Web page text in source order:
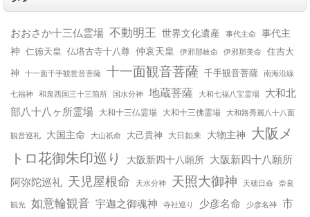
おおさか十三仏霊場 不動明王 世界文化遺産 事代主命
事代主
神 仁徳天皇 仏塔古寺十八尊 仲哀天皇 伊邪那岐命 伊邪那美命 住吉大
神 十一面千手観世音菩薩 十一面観音菩薩 千手観音菩薩 南海沿線
七福神 和泉西国三十三箇所 国水分神 地蔵菩薩 大和七福八宝霊場
大和北
部八十八ヶ所霊場
大和十三仏霊場 大和十三佛霊場 大和路秀麗八十八面
観音巡礼 大国主命 大山祇命 大己貴神 大日如来 大物主神
大阪メ
トロ花御朱印巡り
大阪新四十八願所 大阪新四十八願所
阿弥陀巡礼 天児屋根命 天水分神 天照大御神 天穂日命 奈良
観光 如意輪観音 宇迦之御魂神 寺社巡り 少彦名命 少彦名神 市